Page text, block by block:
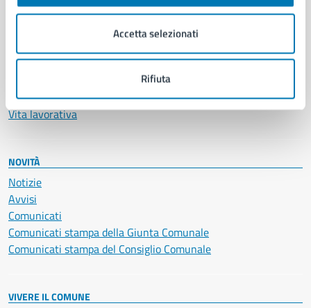
Accetta selezionati
Rifiuta
Documenti e certificati
Educazione e formazione
Giustizia e sicurezza pubblica
Imprese e commercio
Salute, benessere e assistenza
Servizi Cimiteriali
Vita lavorativa
NOVITÀ
Notizie
Avvisi
Comunicati
Comunicati stampa della Giunta Comunale
Comunicati stampa del Consiglio Comunale
VIVERE IL COMUNE